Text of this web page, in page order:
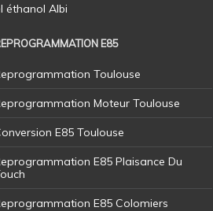
E85
Toulouse
Moteur Toulouse
E85 Toulouse
E85 Plaisance Du
E85 Colomiers
éthanol Albi